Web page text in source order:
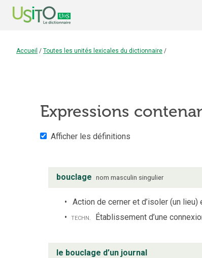
Accueil / Toutes les unités lexicales du dictionnaire /
Expressions
Afficher les définitions
bouclage nom masculin singulier
Action de cerner et d’isoler (un
techn. Établissement d’une
le bouclage d’un journal